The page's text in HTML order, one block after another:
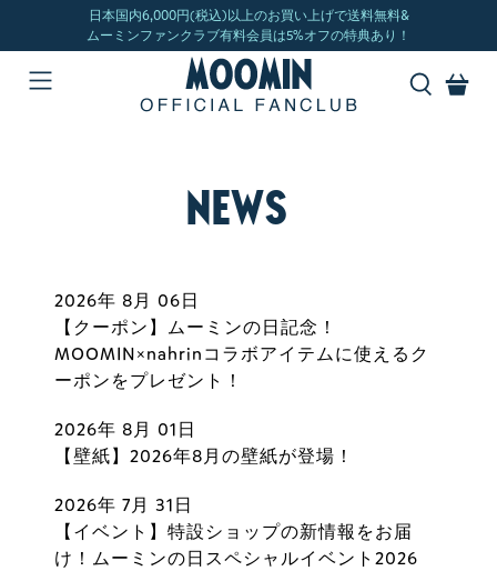
NEWS
2026年 8月 06日
【クーポン】ムーミンの日記念！
MOOMIN×nahrinコラボアイテムに使えるク
ーポンをプレゼント！
2026年 8月 01日
【壁紙】2026年8月の壁紙が登場！
2026年 7月 31日
【イベント】特設ショップの新情報をお届
け！ムーミンの日スペシャルイベント2026